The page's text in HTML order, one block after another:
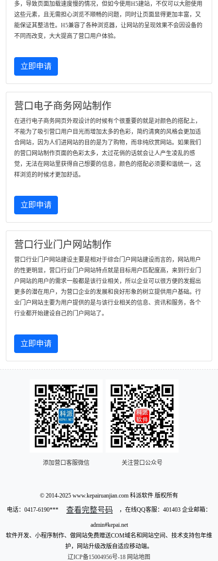
多，导致页面加载速度慢的情况，但如今使用H5建站，不仅可以大胆使用
这些元素，且无需担心浏览不顺畅的问题，同时让页面显得更加丰富，又
能保证其整洁性。H5兼容了各种浏览器，让网站的呈现效果不会因设备的
不同而改变，大大提高了营口用户体验。
立即申请
营口电子商务网站制作
在进行电子商务网页外观设计的时候有个很重要的就是对颜色的搭配上，
不能为了吸引营口用户目光而增加太多的色彩，简约清爽的风格会更加适
合网站，因为人们进网站的目的是为了购物，而非纯欣赏网站。如果我们
的营口网站制作页面的色彩太多，太过花俏的话就会让人产生凌乱的感
觉，无法在网站里获得自己想要的信息，颜色的搭配必须要和谐统一，这
样浏览的时候才更加舒适。
立即申请
营口行业门户网站制作
营口行业门户网站建设主要是相对于综合门户网站建设而言的，网站用户
的性更明显，营口行业门户网站特点就是目标用户匹配度高，来到行业门
户网站的用户的需求一般都是该行业相关，所以企业可以很方便的发掘出
更多的潜在用户，为营口企业的发展和良好形象的树立提供用户基础。行
业门户网站主要为用户提供的是与该行业相关的信息、资讯和服务，各个
行业都开始建设自己的门户网站了。
立即申请
添加营口客服微信 关注营口公众号
© 2014-2025 www.kepairuanjian.com 科派软件 版权所有
电话： 0417-6190*** 查看完整号码 ，在线QQ客服：401403 企业邮箱：
admin#kepai.net
软件开发、小程序制作、做网站免费赠送COM域名和网站空间、技术支持包年维
护，网站升级改版自适应移动端。
辽ICP备15004956号-18 网站地图